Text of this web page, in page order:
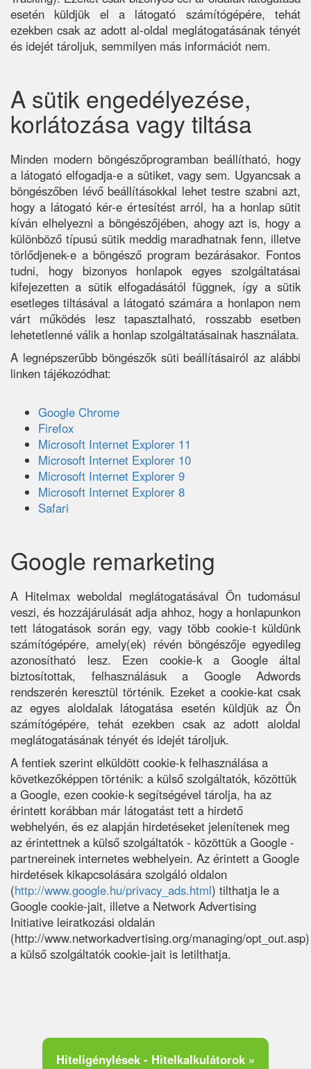
esetén küldjük el a látogató számítógépére, tehát
ezekben csak az adott al-oldal meglátogatásának tényét
és idejét tároljuk, semmilyen más információt nem.
A sütik engedélyezése,
korlátozása vagy tiltása
Minden modern böngészőprogramban beállítható, hogy
a látogató elfogadja-e a sütiket, vagy sem. Ugyancsak a
böngészőben lévő beállításokkal lehet testre szabni azt,
hogy a látogató kér-e értesítést arról, ha a honlap sütit
kíván elhelyezni a böngészőjében, ahogy azt is, hogy a
különböző típusú sütik meddig maradhatnak fenn, illetve
törlődjenek-e a böngésző program bezárásakor. Fontos
tudni, hogy bizonyos honlapok egyes szolgáltatásai
kifejezetten a sütik elfogadásától függnek, így a sütik
esetleges tiltásával a látogató számára a honlapon nem
várt működés lesz tapasztalható, rosszabb esetben
lehetetlenné válik a honlap szolgáltatásainak használata.
A legnépszerűbb böngészők süti beállításairól az alábbi
linken tájékozódhat:
Google Chrome
Firefox
Microsoft Internet Explorer 11
Microsoft Internet Explorer 10
Microsoft Internet Explorer 9
Microsoft Internet Explorer 8
Safari
Google remarketing
A Hitelmax weboldal meglátogatásával Ön tudomásul
veszi, és hozzájárulását adja ahhoz, hogy a honlapunkon
tett látogatások során egy, vagy több cookie-t küldünk
számítógépére, amely(ek) révén böngészője egyedileg
azonosítható lesz. Ezen cookie-k a Google által
biztosítottak, felhasználásuk a Google Adwords
rendszerén keresztül történik. Ezeket a cookie-kat csak
az egyes aloldalak látogatása esetén küldjük az Ön
számítógépére, tehát ezekben csak az adott aloldal
meglátogatásának tényét és idejét tároljuk.
A fentiek szerint elküldött cookie-k felhasználása a
következőképpen történik: a külső szolgáltatók, közöttük
a Google, ezen cookie-k segítségével tárolja, ha az
érintett korábban már látogatást tett a hirdető
webhelyén, és ez alapján hirdetéseket jelenítenek meg
az érintettnek a külső szolgáltatók - közöttük a Google -
partnereinek internetes webhelyein. Az érintett a Google
hirdetések kikapcsolására szolgáló oldalon
(http://www.google.hu/privacy_ads.html) tilthatja le a
Google cookie-jait, illetve a Network Advertising
Initiative leiratkozási oldalán
(http://www.networkadvertising.org/managing/opt_out.asp)
a külső szolgáltatók cookie-jait is letilthatja.
Hiteligénylések - Hitelkalkulátorok »